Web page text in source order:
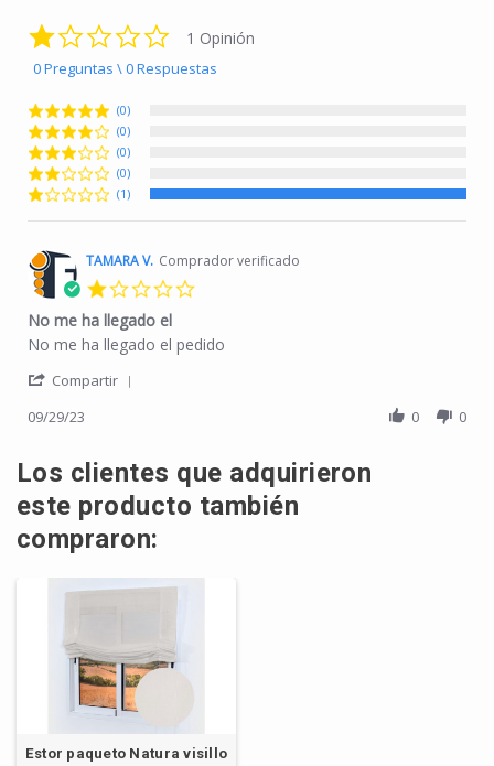
1.0 star rating
1 Opinión
0 Preguntas \ 0 Respuestas
(0)
(0)
(0)
(0)
(1)
TAMARA V. Comprador verificado
No me ha llegado el
Review by TAMARA V. on 29 Sep 2023
review stating No me ha llegado el
No me ha llegado el pedido
Compartir
09/29/23 0 0
Los clientes que adquirieron
este producto también
compraron:
Estor paqueto Natura visillo